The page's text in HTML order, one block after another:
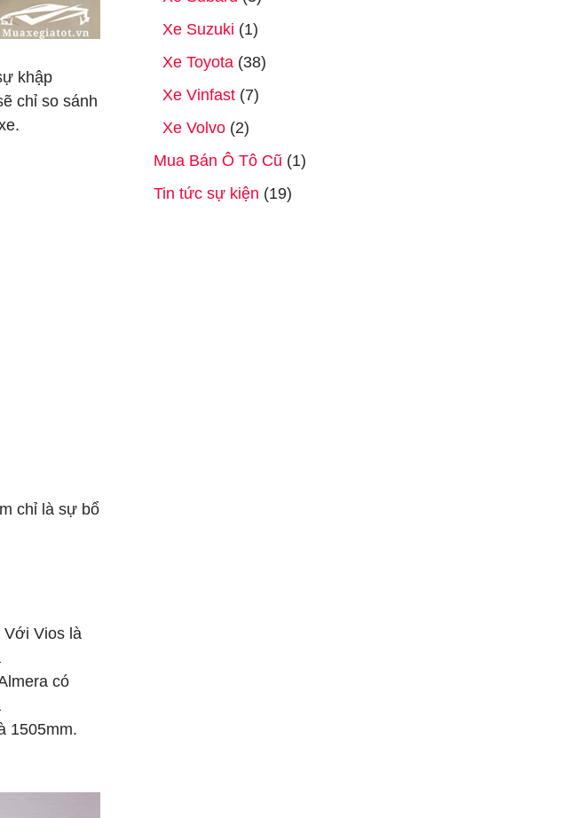
khập
chỉ so sánh
chỉ là sự bổ
Với Vios là
có
1505mm.
Xe Suzuki (1)
Xe Toyota (38)
Xe Vinfast (7)
Xe Volvo (2)
Mua Bán Ô Tô Cũ (1)
Tin tức sự kiện (19)